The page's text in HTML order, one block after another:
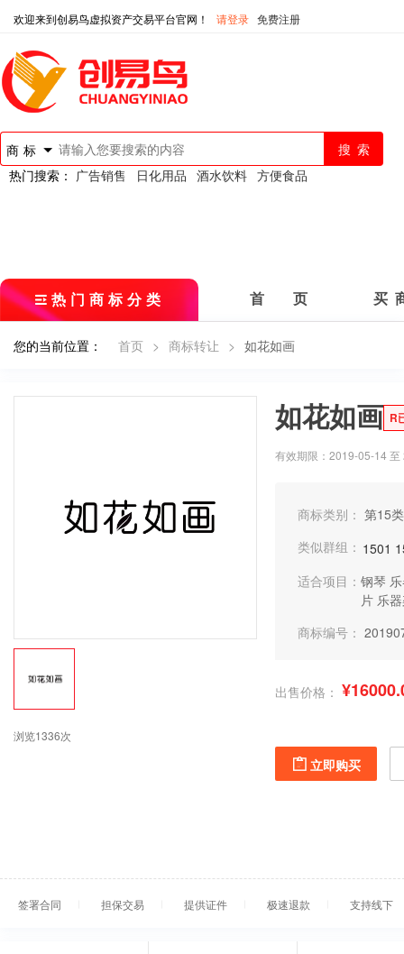
欢迎来到创易鸟虚拟资产交易平台官网！ 请登录 免费注册
商标
热门搜索： 广告销售 日化用品 酒水饮料 方便食品
热门商标分类 首 页 买
您的当前位置： 首页 > 商标转让 > 如花如画
浏览1336次
如花如画 R
有效期限：2019-05-14
商标类别： 第15
类似群组： 1501
适合项目： 钢琴
片 乐
商标编号：
出售价格：
立即购买
签署合同 担保交易 提供证件 极速退款 支持线下